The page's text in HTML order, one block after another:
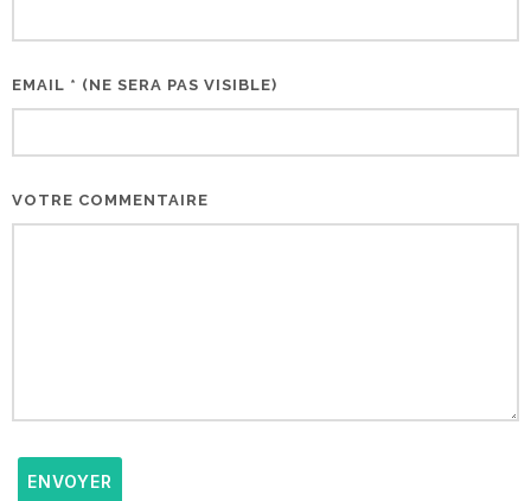
EMAIL * (NE SERA PAS VISIBLE)
VOTRE COMMENTAIRE
ENVOYER